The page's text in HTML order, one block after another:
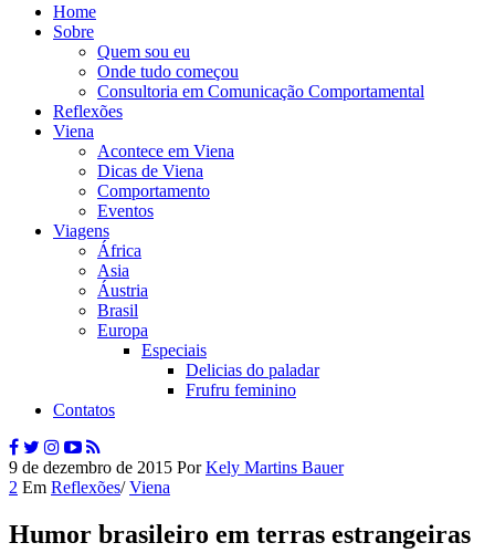
Home
Sobre
Quem sou eu
Onde tudo começou
Consultoria em Comunicação Comportamental
Reflexões
Viena
Acontece em Viena
Dicas de Viena
Comportamento
Eventos
Viagens
África
Asia
Áustria
Brasil
Europa
Especiais
Delicias do paladar
Frufru feminino
Contatos
9 de dezembro de 2015 Por Kely Martins Bauer
2 Em Reflexões/ Viena
Humor brasileiro em terras estrangeiras